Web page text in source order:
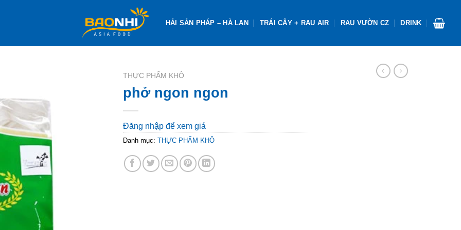
HẢI SẢN PHÁP – HÀ LAN TRÁI CÂY + RAU AIR RAU VƯỜN CZ DRINK
THỰC PHẨM KHÔ
phở ngon ngon
Đăng nhập để xem giá
Danh mục: THỰC PHẨM KHÔ